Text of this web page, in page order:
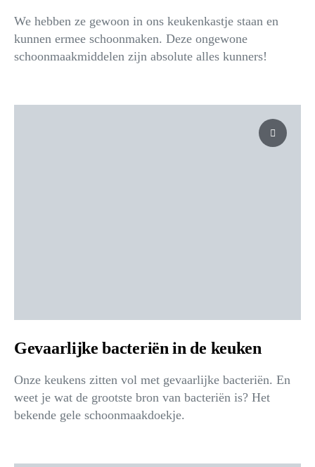
We hebben ze gewoon in ons keukenkastje staan en
kunnen ermee schoonmaken. Deze ongewone
schoonmaakmiddelen zijn absolute alles kunners!
Gevaarlijke bacteriën in de keuken
Onze keukens zitten vol met gevaarlijke bacteriën. En
weet je wat de grootste bron van bacteriën is? Het
bekende gele schoonmaakdoekje.